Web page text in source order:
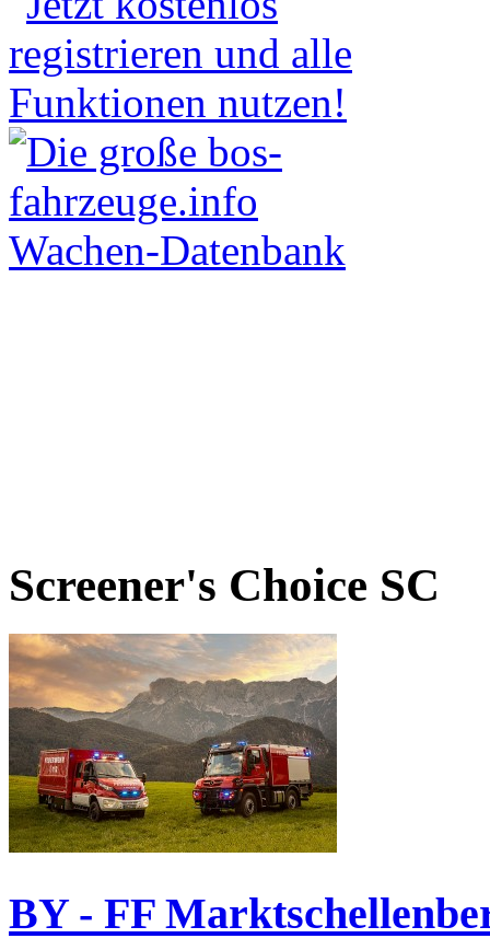
Screener's Choice SC
BY - FF